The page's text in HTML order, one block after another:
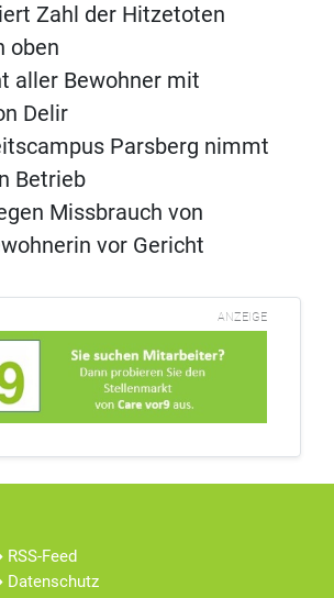
Zahl der Hitzetoten
oben
aller Bewohner mit
Delir
Parsberg nimmt
Betrieb
Missbrauch von
vor Gericht
ANZEIGE
RSS-Feed
Datenschutz